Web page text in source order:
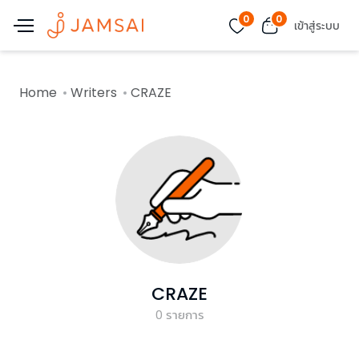
0 0 เข้าสู่ระบบ
Home Writers CRAZE
CRAZE
0 รายการ